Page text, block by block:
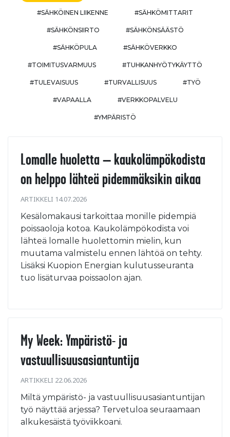
#SÄHKÖINEN LIIKENNE #SÄHKÖMITTARIT
#SÄHKÖNSIIRTO #SÄHKÖNSÄÄSTÖ
#SÄHKÖPULA #SÄHKÖVERKKO
#TOIMITUSVARMUUS #TUHKANHYÖTYKÄYTTÖ
#TULEVAISUUS #TURVALLISUUS #TYÖ
#VAPAALLA #VERKKOPALVELU
#YMPÄRISTÖ
Lomalle huoletta – kaukolämpökodista
on helppo lähteä pidemmäksikin aikaa
ARTIKKELI 14.07.2026
Kesälomakausi tarkoittaa monille pidempiä
poissaoloja kotoa. Kaukolämpökodista voi
lähteä lomalle huolettomin mielin, kun
muutama valmistelu ennen lähtöä on tehty.
Lisäksi Kuopion Energian kulutusseuranta
tuo lisäturvaa poissaolon ajan.
My Week: Ympäristö- ja
vastuullisuusasiantuntija
ARTIKKELI 22.06.2026
Miltä ympäristö- ja vastuullisuusasiantuntijan
työ näyttää arjessa? Tervetuloa seuraamaan
alkukesäistä työviikkoani.